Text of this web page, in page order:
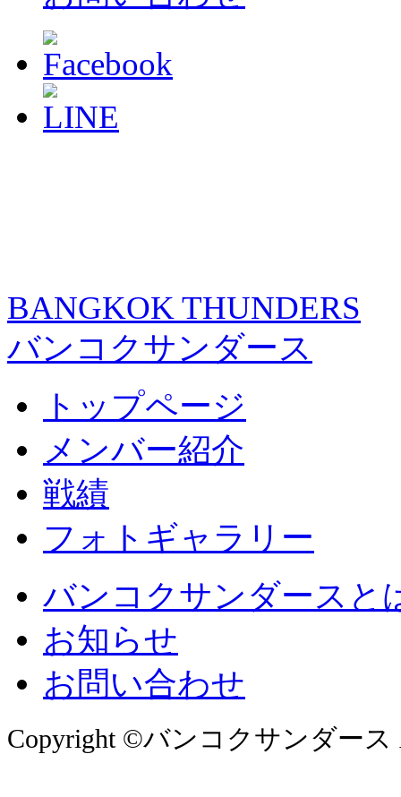
BANGKOK THUNDERS
バンコクサンダース
トップページ
メンバー紹介
戦績
フォトギャラリー
バンコクサンダースと
お知らせ
お問い合わせ
Copyright ©バンコクサンダース